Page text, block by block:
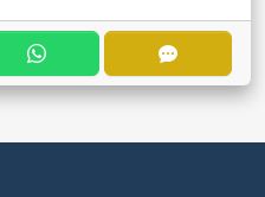
CONTACTAR POR